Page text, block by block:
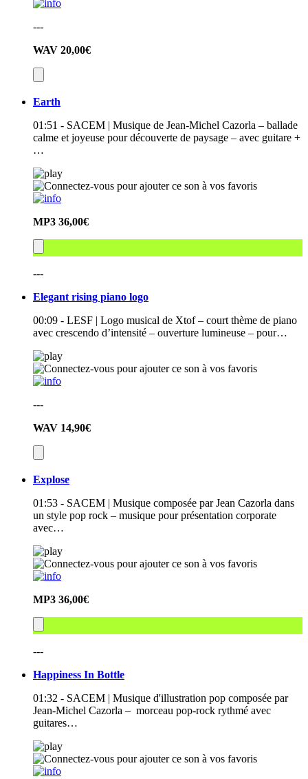
---
WAV 20,00€
Earth
01:51 - SACEM | Musique de Jean-Michel Cazorla – ballade
calme et joyeuse pour découverte de paysage – avec guitare +
…
MP3 36,00€
---
Elegant rising piano logo
00:09 - LESF | Logo musical de Xtof – court thème de piano
avec crescendo d’intensité – ouverture lumineuse – pour…
---
WAV 14,90€
Explose
01:53 - SACEM | Musique composée par Jean Cazorla dans
un style pop rock – musique pour présentation corporate
avec…
MP3 36,00€
---
Happiness In Bottle
01:32 - SACEM | Musique d'illustration pop composée par
Jean-Michel Cazorla – morceau pop-rock rythmé avec
guitares…